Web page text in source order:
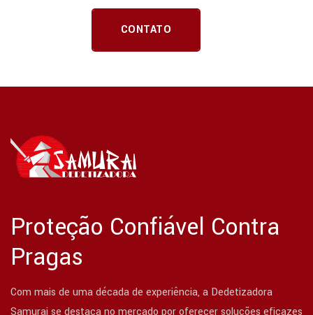
CONTATO
Proteção Confiável Contra
Pragas
Com mais de uma década de experiência, a Dedetizadora
Samurai se destaca no mercado por oferecer soluções eficazes